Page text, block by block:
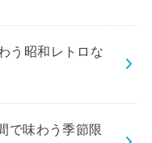
う昭和レトロな
で味わう季節限